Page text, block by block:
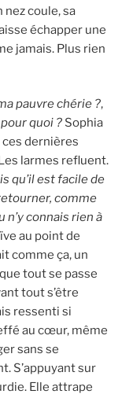
coule, sa
échapper une
jamais. Plus rien
pauvre chérie ?,
quoi ? Sophia
dernières
larmes refluent.
qu’il est facile de
comme
n’y connais rien à
au point de
comme ça, un
tout se passe
tout s’être
ressenti si
au cœur, même
sans se
S’appuyant sur
Elle attrape